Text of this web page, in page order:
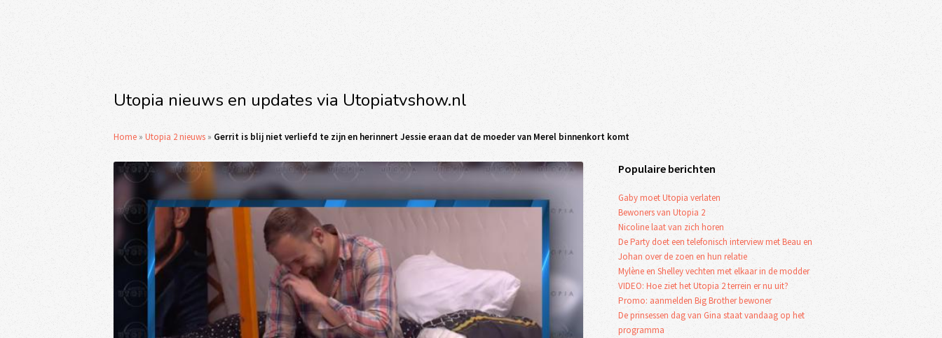
Utopia nieuws en updates via Utopiatvshow.nl
Home » Utopia 2 nieuws » Gerrit is blij niet verliefd te zijn en herinnert Jessie eraan dat de moeder van Merel binnenkort komt
Populaire berichten
Gaby moet Utopia verlaten
Bewoners van Utopia 2
Nicoline laat van zich horen
De Party doet een telefonisch interview met Beau en
Johan over de zoen en hun relatie
Mylène en Shelley vechten met elkaar in de modder
VIDEO: Hoe ziet het Utopia 2 terrein er nu uit?
Promo: aanmelden Big Brother bewoner
De prinsessen dag van Gina staat vandaag op het
programma